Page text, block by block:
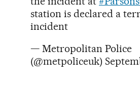
station is declared a
incident
— Metropolitan Police
(@metpoliceuk)